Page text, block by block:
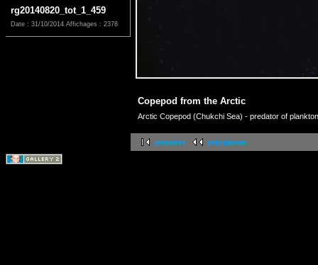
rg20140820_tot_1_459
Date : 31/10/2014 Affichages : 2378
Copepod from the Arctic
Arctic Copepod (Chukchi Sea) - predator of
première précédente